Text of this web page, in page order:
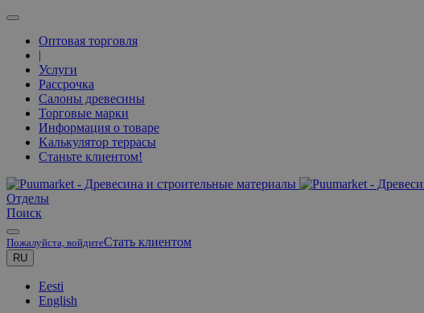
Оптовая торговля
|
Услуги
Рассрочка
Салоны древесины
Торговые марки
Информация о товаре
Kалькулятор террасы
Станьте клиентом!
Oтделы
Поиск
Пожалуйста, войдитеСтать клиентом
RU
Eesti
English